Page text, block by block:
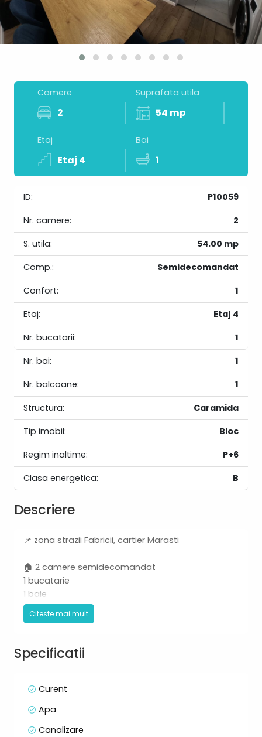
Camere
2
Suprafata utila
54 mp
Etaj
Etaj 4
Bai
1
ID:
P10059
Nr. camere:
2
S. utila:
54.00 mp
Comp.:
Semidecomandat
Confort:
1
Etaj:
Etaj 4
Nr. bucatarii:
1
Nr. bai:
1
Nr. balcoane:
1
Structura:
Caramida
Tip imobil:
Bloc
Regim inaltime:
P+6
Clasa energetica:
B
Descriere
📌 zona strazii Fabricii, cartier Marasti
🏠 2 camere semidecomandat
1 bucatarie
1 baie
1 balcon
etaj 4/6
centrala proprie
Citeste mai mult
Specificatii
Curent
Apa
Canalizare